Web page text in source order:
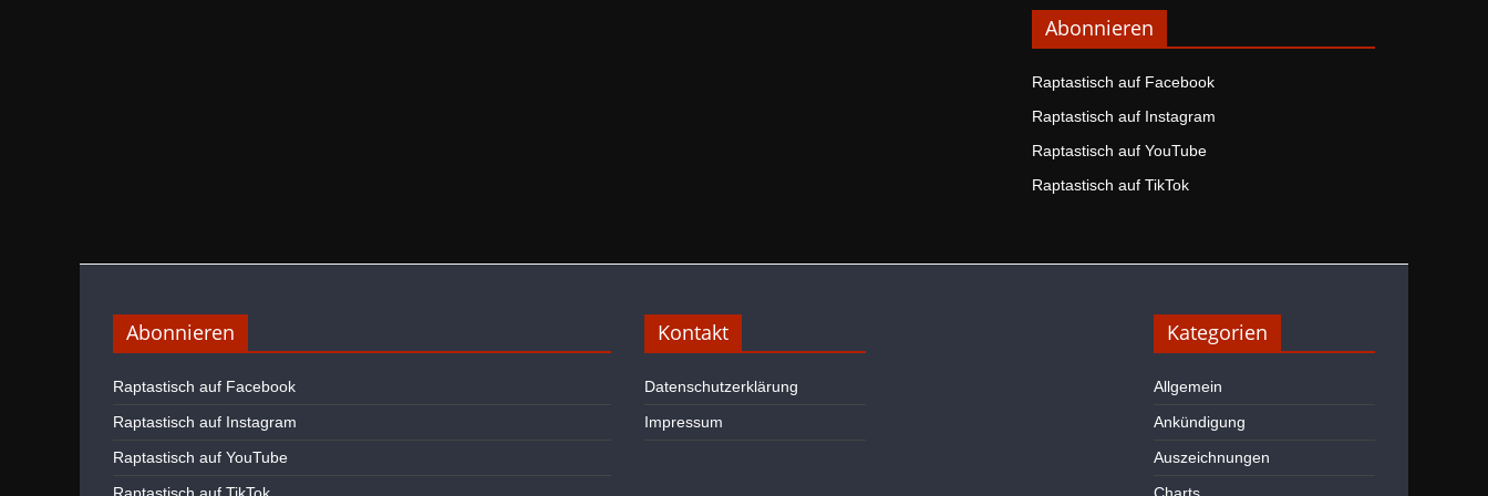
Abonnieren
Raptastisch auf Facebook
Raptastisch auf Instagram
Raptastisch auf YouTube
Raptastisch auf TikTok
Abonnieren
Raptastisch auf Facebook
Raptastisch auf Instagram
Raptastisch auf YouTube
Kontakt
Datenschutzerklärung
Impressum
Kategorien
Allgemein
Ankündigung
Auszeichnungen